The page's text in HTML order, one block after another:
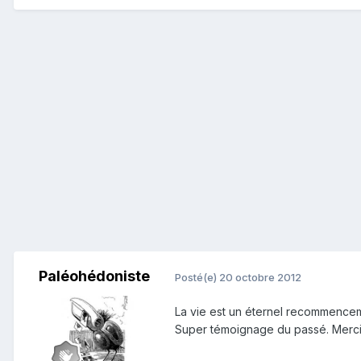
Paléohédoniste Posté(e) 20 octobre 2012
La vie est un éternel
Super témoignage du passé.